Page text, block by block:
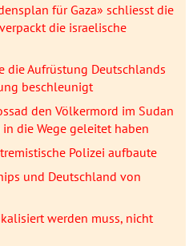
für Gaza» schliesst die
die israelische
die Aufrüstung Deutschlands
beschleunigt
den Völkermord im Sudan
die Wege geleitet haben
Polizei aufbaute
und Deutschland von
werden muss, nicht